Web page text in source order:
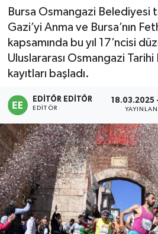
Bursa Osmangazi Belediyesi
Gazi’yi Anma ve Bursa’nın
kapsamında bu yıl 17’ncisi
Uluslararası Osmangazi
kayıtları başladı.
EDITÖR EDITÖR
EDITÖR
18.03.2025
Genel
Gündem
Magazin
Sağlık
Siyaset
Spor
Türkiye
Haber Arşivi